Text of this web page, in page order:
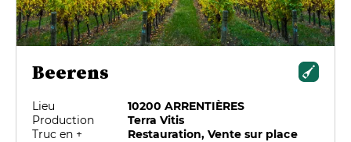
Beerens
Lieu
10200 ARRENTIÈRES
Production
Terra Vitis
Truc en +
Restauration, Vente sur place